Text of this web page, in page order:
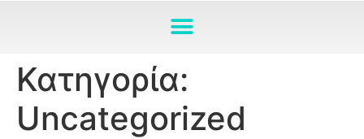
Κατηγορία:
Uncategorized